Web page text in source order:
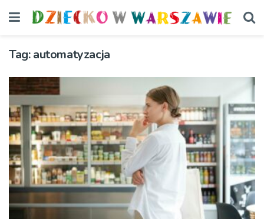
Tag:automatyzacja